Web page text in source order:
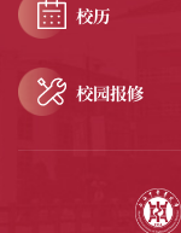
校历
校园报修